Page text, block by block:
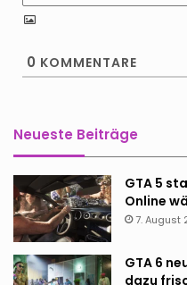
0 KOMMENTARE
Neueste Beiträge
GTA 5
Online
7. August
GTA 6
dazu